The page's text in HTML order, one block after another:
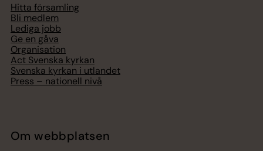
Hitta församling
Bli medlem
Lediga jobb
Ge en gåva
Organisation
Act Svenska kyrkan
Svenska kyrkan i utlandet
Press – nationell nivå
Om webbplatsen